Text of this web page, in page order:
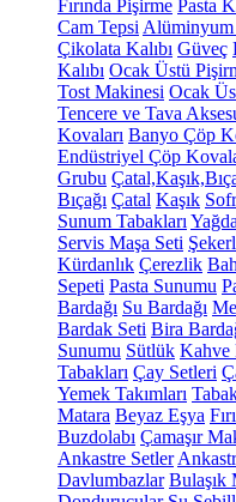
Fırında Pişirme Pasta
Cam Tepsi
Çikolata Kalıbı Güveç
Kalıbı Ocak Üstü
Tost Makinesi Ocak
Tencere ve Tava
Kovaları Banyo Çöp
Endüstriyel Çöp
Grubu
Bıçağı Çatal Kaşık
Sunum Tabakları
Servis Maşa Seti
Kürdanlık Çerezlik
Sepeti Pasta Sunumu
Bardağı Su Bardağı
Bardak Seti Bira
Sunumu Sütlük Kahve
Tabakları Çay Setleri
Yemek Takımları
Matara Beyaz Eşya
Buzdolabı Çamaşır
Ankastre Setler
Davlumbazlar Bulaşık